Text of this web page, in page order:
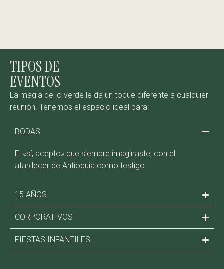
TIPOS DE
EVENTOS
La magia de lo verde le da un toque diferente a cualquier
reunión. Tenemos el espacio ideal para:
BODAS
El «sí, acepto» que siempre imaginaste, con el
atardecer de Antioquia como testigo.
15 AÑOS
CORPORATIVOS
FIESTAS INFANTILES